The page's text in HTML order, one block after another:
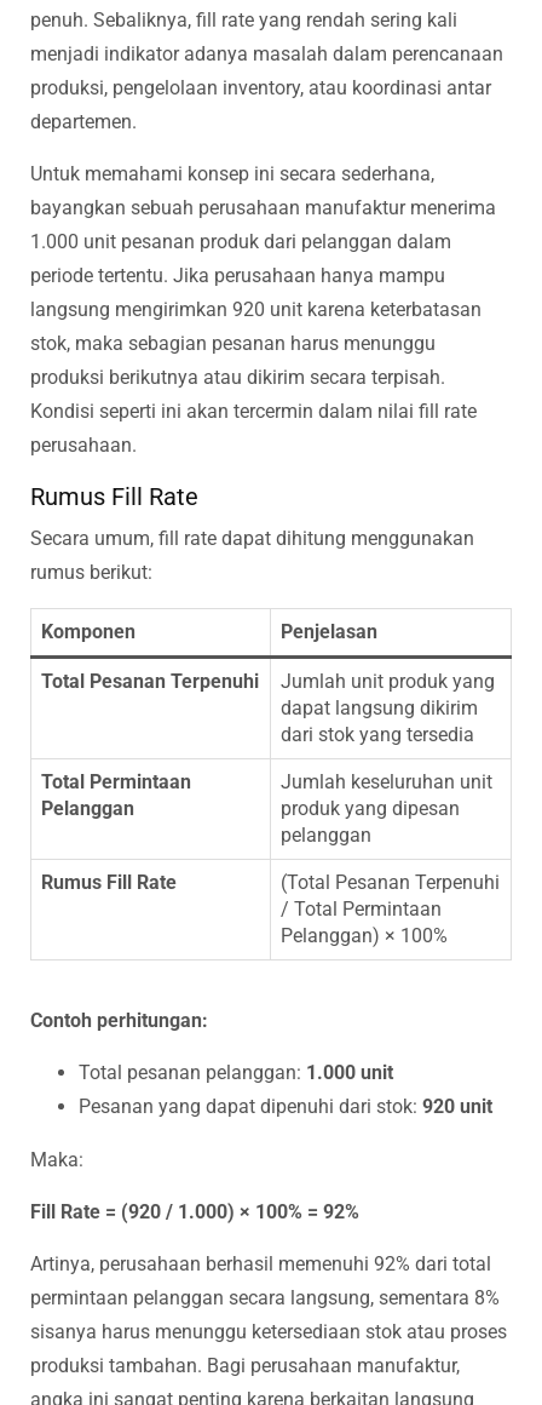
penuh. Sebaliknya, fill rate yang rendah sering kali
menjadi indikator adanya masalah dalam perencanaan
produksi, pengelolaan inventory, atau koordinasi antar
departemen.
Untuk memahami konsep ini secara sederhana,
bayangkan sebuah perusahaan manufaktur menerima
1.000 unit pesanan produk dari pelanggan dalam
periode tertentu. Jika perusahaan hanya mampu
langsung mengirimkan 920 unit karena keterbatasan
stok, maka sebagian pesanan harus menunggu
produksi berikutnya atau dikirim secara terpisah.
Kondisi seperti ini akan tercermin dalam nilai fill rate
perusahaan.
Rumus Fill Rate
Secara umum, fill rate dapat dihitung menggunakan
rumus berikut:
Komponen Penjelasan
Total Pesanan Terpenuhi
Jumlah unit produk yang
dapat langsung dikirim
dari stok yang tersedia
Total Permintaan
Pelanggan
Jumlah keseluruhan unit
produk yang dipesan
pelanggan
Rumus Fill Rate
(Total Pesanan Terpenuhi
/ Total Permintaan
Pelanggan) × 100%
Contoh perhitungan:
Total pesanan pelanggan: 1.000 unit
Pesanan yang dapat dipenuhi dari stok: 920 unit
Maka:
Fill Rate = (920 / 1.000) × 100% = 92%
Artinya, perusahaan berhasil memenuhi 92% dari total
permintaan pelanggan secara langsung, sementara 8%
sisanya harus menunggu ketersediaan stok atau proses
produksi tambahan. Bagi perusahaan manufaktur,
angka ini sangat penting karena berkaitan langsung